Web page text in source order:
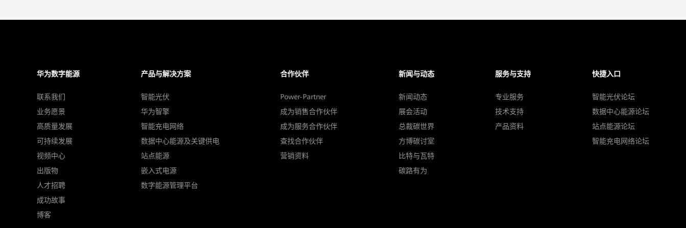
华为数字能源
联系我们
业务愿景
高质量发展
可持续发展
视频中心
出版物
人才招聘
成功故事
博客
产品与解决方案
智能光伏
华为智擎
智能充电网络
数据中心能源及关键供电
站点能源
嵌入式电源
数字能源管理平台
合作伙伴
Power-Partner
成为销售合作伙伴
成为服务合作伙伴
查找合作伙伴
营销资料
新闻与动态
新闻动态
展会活动
总裁碳世界
方博碳讨室
比特与瓦特
碳路有为
服务与支持
专业服务
技术支持
产品资料
快捷入口
智能光伏论坛
数据中心能源论坛
站点能源论坛
智能充电网络论坛